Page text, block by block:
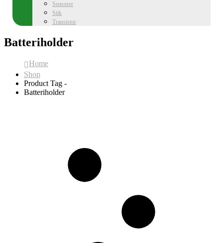
Sensorer
Stik
Transistor
Batteriholder
Home
Shop
Product Tag -
Batteriholder